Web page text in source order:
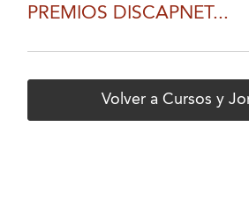
PREMIOS DISCAPNET...
Volver a Cursos y